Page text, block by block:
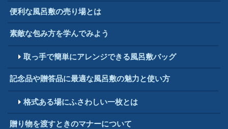
便利な風呂敷の売り場とは
素敵な包み方を学んでみよう
取っ手で簡単にアレンジできる風呂敷バッグ
記念品や贈答品に最適な風呂敷の魅力と使い方
格式ある場にふさわしい一枚とは
贈り物を渡すときのマナーについて